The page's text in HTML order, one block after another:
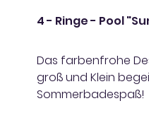
4 - Ringe - Pool
Das farbenfrohe
groß und Klein
Sommerbadespaß!